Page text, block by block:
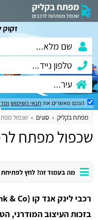
זקוק
הנכם מאשרים את תנאי השימוש
מפתח בקליק סוגים שכפול
שכפול מפתח
מה בעמוד זה? לחץ לפתיחת
בזכות העיצוב המודרני,